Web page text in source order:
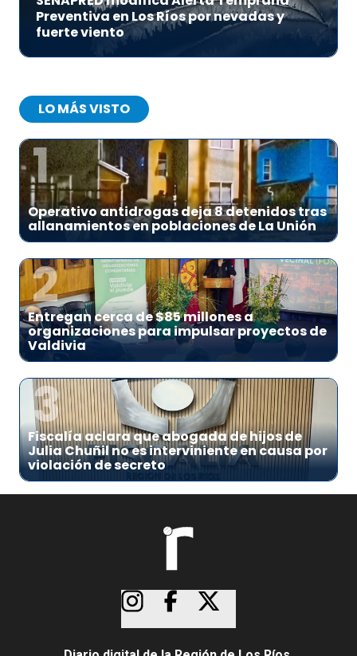
Preventiva en Los Ríos por nevadas y
fuerte viento
LO MÁS VISTO
1
Operativo antidrogas deja 8 detenidos tras
allanamientos en poblaciones de La Unión
2
Entregan cerca de $85 millones a
organizaciones para impulsar proyectos de
Valdivia
3
Fiscalía aclara que abogada de hijos de
Julia Chuñil no es interviniente en causa por
violación de secreto